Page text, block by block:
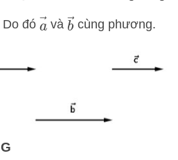
Do đó a →
và b →
cùng phương.